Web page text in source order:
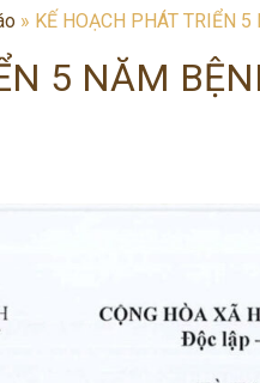
» KẾ HOẠCH PHÁT TRIỂN
5 NĂM